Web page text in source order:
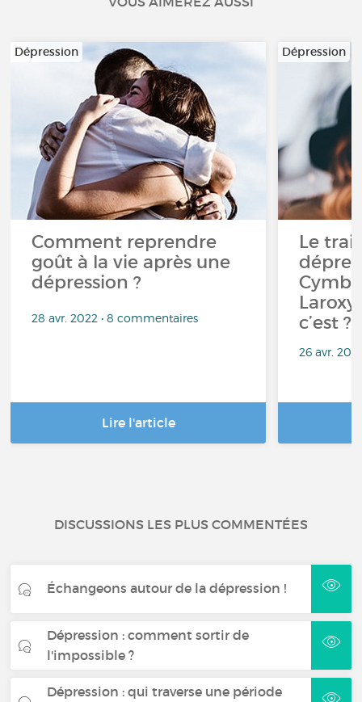
Dépression
Comment reprendre
goût à la vie après une
dépression ?
28 avr. 2022 • 8 commentaires
Lire l'article
Dépression
Le
c’est ?
26 avr.
DISCUSSIONS LES PLUS COMMENTÉES
Échangeons autour de la dépression !
Dépression : comment sortir de
l'impossible ?
Dépression : qui traverse une période